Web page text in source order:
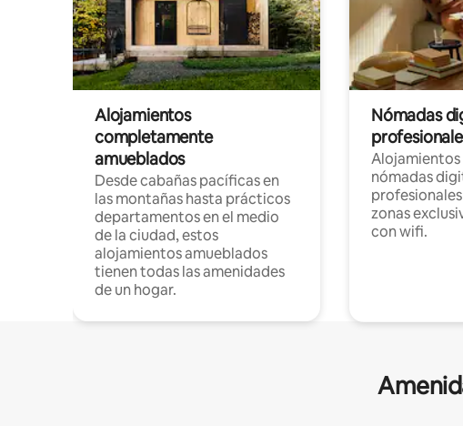
Alojamientos
completamente
amueblados
Desde cabañas pacíficas en
las montañas hasta prácticos
departamentos en el medio
de la ciudad, estos
alojamientos amueblados
tienen todas las amenidades
de un hogar.
Nómadas
nómadas
zonas
con wifi.